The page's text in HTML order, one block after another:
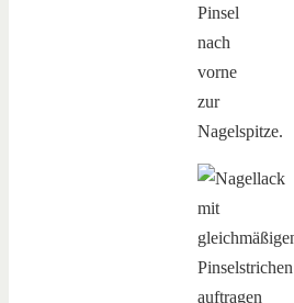
Pinsel
nach
vorne
zur
Nagelspitze.